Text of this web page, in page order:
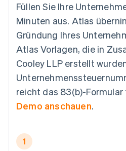
Füllen Sie Ihre
Minuten aus. Atlas
Gründung Ihres
Atlas Vorlagen, die in
Cooley LLP erstellt
reicht das 83(b)-Formular
Demo anschauen.
1